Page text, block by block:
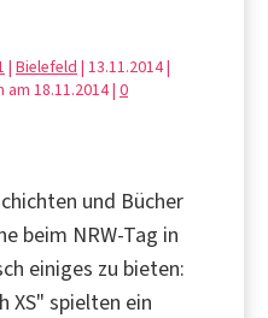
| Bielefeld | 13.11.2014 |
18.11.2014 | 0
und Bücher
beim NRW-Tag in
einiges zu bieten:
XS" spielten ein